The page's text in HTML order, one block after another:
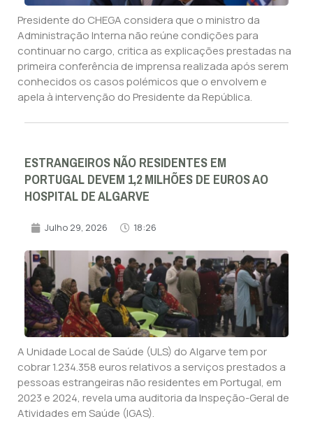
Presidente do CHEGA considera que o ministro da
Administração Interna não reúne condições para
continuar no cargo, critica as explicações prestadas na
primeira conferência de imprensa realizada após serem
conhecidos os casos polémicos que o envolvem e
apela à intervenção do Presidente da República.
ESTRANGEIROS NÃO RESIDENTES EM
PORTUGAL DEVEM 1,2 MILHÕES DE EUROS AO
HOSPITAL DE ALGARVE
Julho 29, 2026 18:26
A Unidade Local de Saúde (ULS) do Algarve tem por
cobrar 1.234.358 euros relativos a serviços prestados a
pessoas estrangeiras não residentes em Portugal, em
2023 e 2024, revela uma auditoria da Inspeção-Geral de
Atividades em Saúde (IGAS).